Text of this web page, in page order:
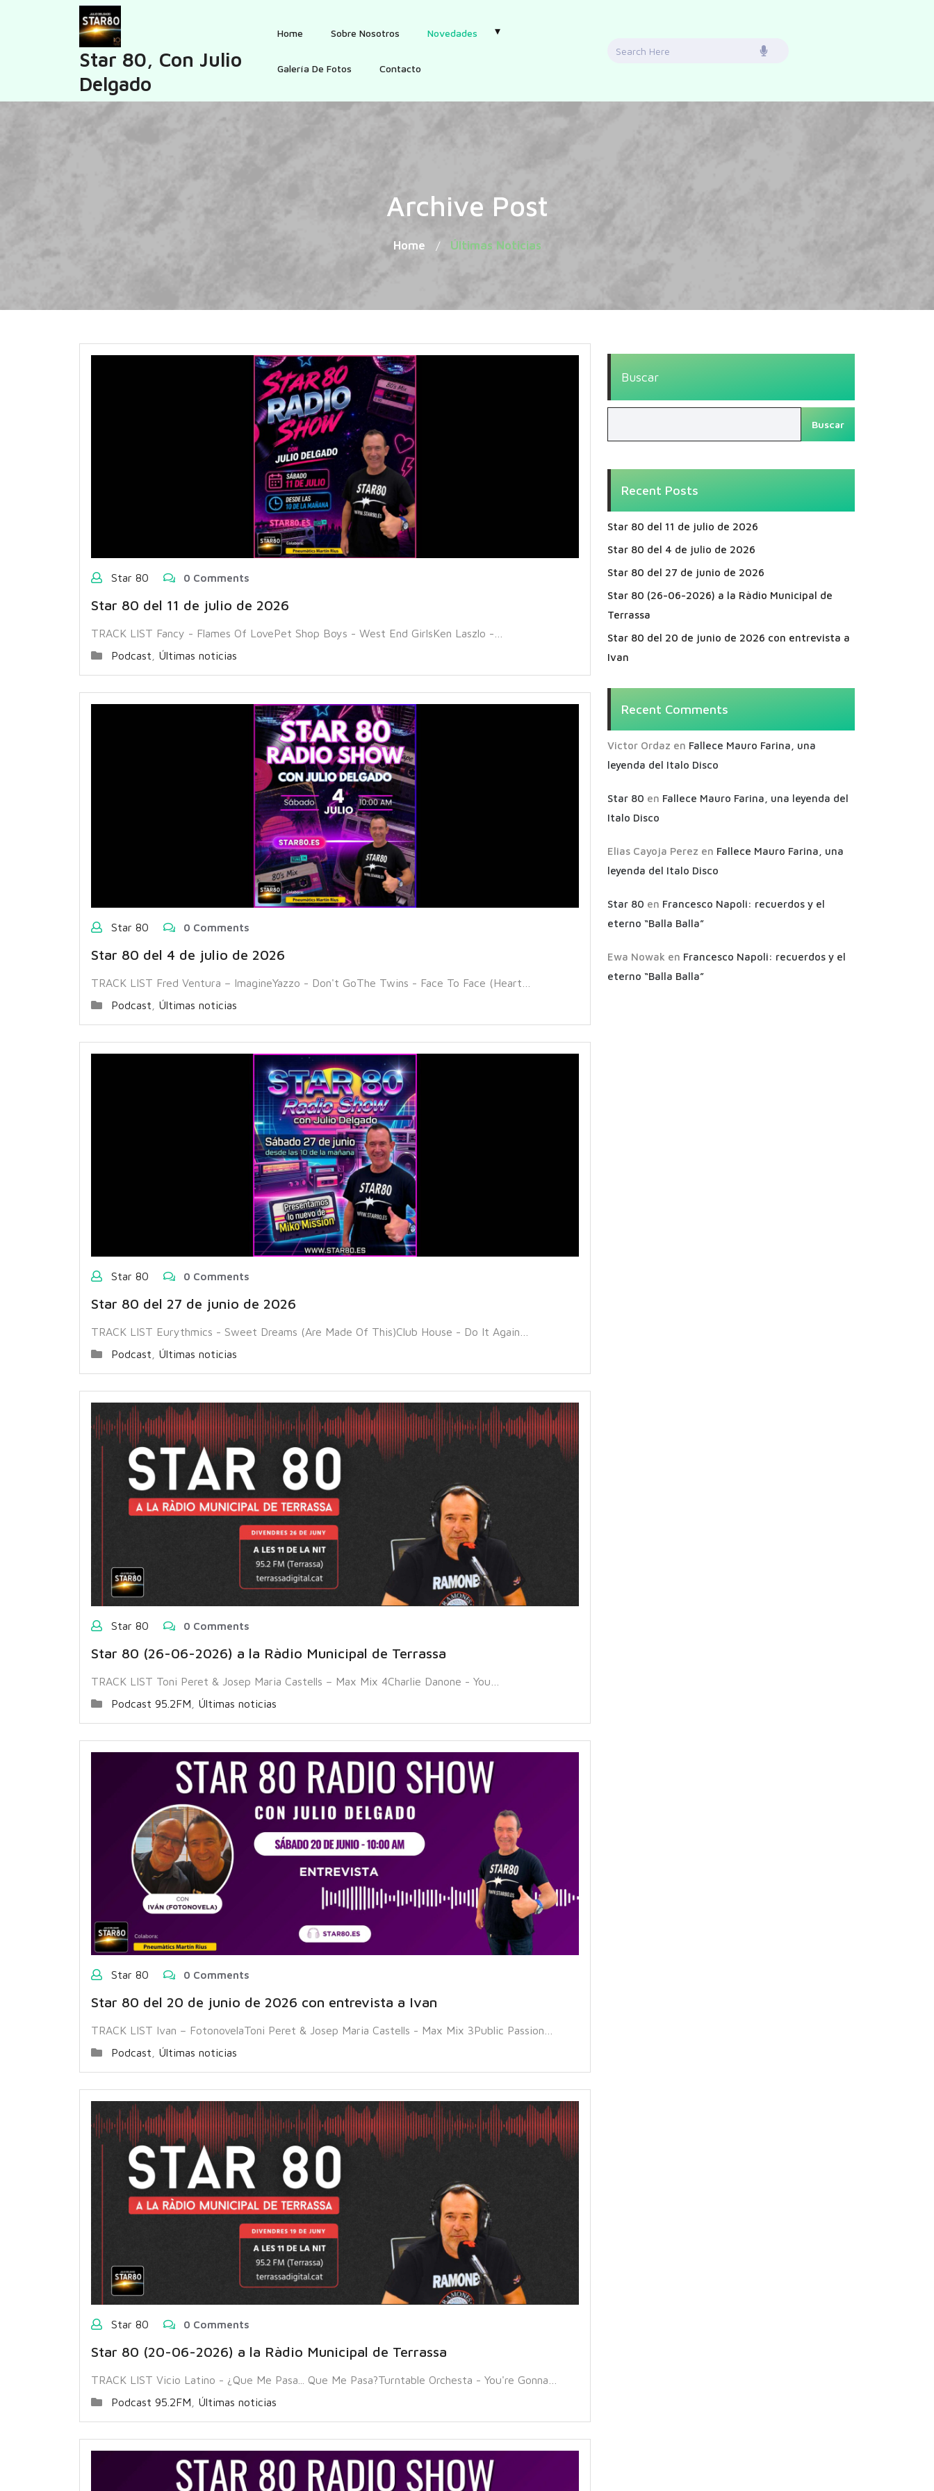
Star 80, Con Julio
Delgado
Home Sobre Nosotros Novedades
Galería De Fotos Contacto
Search
Archive Post
Home / Últimas Noticias
Star 80 0 Comments
Star 80 del 11 de julio de 2026
TRACK LIST Fancy - Flames Of LovePet Shop Boys - West End GirlsKen Laszlo -…
Podcast
Últimas noticias
Star 80 0 Comments
Star 80 del 4 de julio de 2026
TRACK LIST Fred Ventura – ImagineYazzo - Don't GoThe Twins - Face To Face (Heart…
Podcast
Últimas noticias
Star 80 0 Comments
Star 80 del 27 de junio de 2026
TRACK LIST Eurythmics - Sweet Dreams (Are Made Of This)Club House - Do It Again…
Podcast
Últimas noticias
Star 80 0 Comments
Star 80 (26-06-2026) a la Ràdio Municipal de Terrassa
TRACK LIST Toni Peret & Josep Maria Castells – Max Mix 4Charlie Danone - You…
Podcast 95.2FM
Últimas noticias
Star 80 0 Comments
Star 80 del 20 de junio de 2026 con entrevista a Ivan
TRACK LIST Ivan – FotonovelaToni Peret & Josep Maria Castells - Max Mix 3Public Passion…
Podcast
Últimas noticias
Star 80 0 Comments
Star 80 (20-06-2026) a la Ràdio Municipal de Terrassa
TRACK LIST Vicio Latino - ¿Que Me Pasa... Que Me Pasa?Turntable Orchesta - You're Gonna…
Podcast 95.2FM
Últimas noticias
Buscar
Buscar
Recent Posts
Star 80 del 11 de julio de 2026
Star 80 del 4 de julio de 2026
Star 80 del 27 de junio de 2026
Star 80 (26-06-2026) a la Ràdio Municipal de
Terrassa
Star 80 del 20 de junio de 2026 con entrevista a
Ivan
Recent Comments
Victor Ordaz en Fallece Mauro Farina, una
leyenda del Italo Disco
Star 80 en Fallece Mauro Farina, una leyenda del
Italo Disco
Elias Cayoja Perez en Fallece Mauro Farina, una
leyenda del Italo Disco
Star 80 en Francesco Napoli: recuerdos y el
eterno “Balla Balla”
Ewa Nowak en Francesco Napoli: recuerdos y el
eterno “Balla Balla”